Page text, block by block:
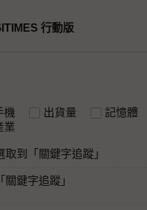
行動版
機 出貨量 記憶體
業
取到「關鍵字追蹤」
關鍵字追蹤」